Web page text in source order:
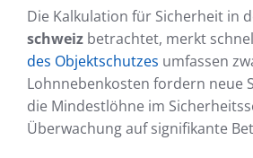
Die Kalkulation für Sicherheit in
schweiz betrachtet, merkt
des Objektschutzes umfassen
Lohnnebenkosten fordern neue
die Mindestlöhne im
Überwachung auf signifikante